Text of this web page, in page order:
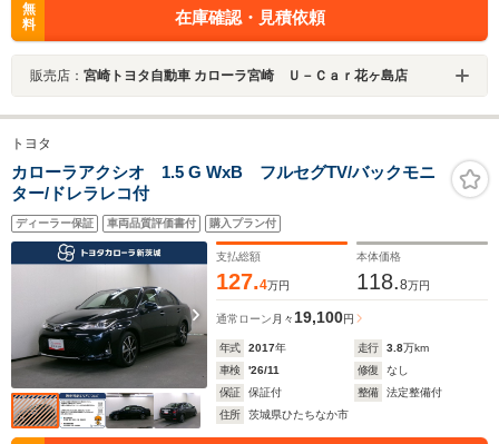
無
料
在庫確認・見積依頼
販売店： 宮崎トヨタ自動車 カローラ宮崎 Ｕ－Ｃａｒ花ヶ島店
トヨタ
カローラアクシオ 1.5 G WxB フルセグTV/バックモニ
ター/ドレラレコ付
ディーラー保証 車両品質評価書付 購入プラン付
支払総額
127.4万円
本体価格
118.8万円
通常ローン 月々 19,100円
年式 2017年 走行 3.8万km
車検
'26/11 修復
なし
保証
保証付 整備
法定整備付
住所
茨城県ひたちなか市